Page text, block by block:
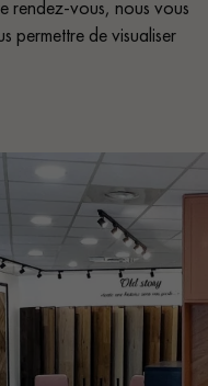
rendez-vous, nous vous
permettre de visualiser